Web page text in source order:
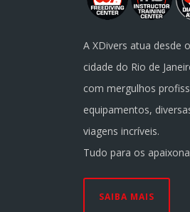
A XDivers atua desde
cidade do Rio de
com mergulhos
equipamentos,
viagens incríveis.
Tudo para os
SAIBA MAIS